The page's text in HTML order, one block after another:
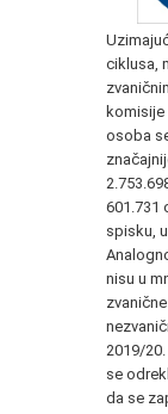
ciklusa,
komisije
osoba
601.731
spisku,
nisu u
2019/
se
da se